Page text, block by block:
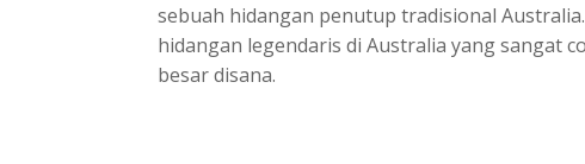
sebuah hidangan penutup tradisional
hidangan legendaris di Australia yang sangat
besar disana.